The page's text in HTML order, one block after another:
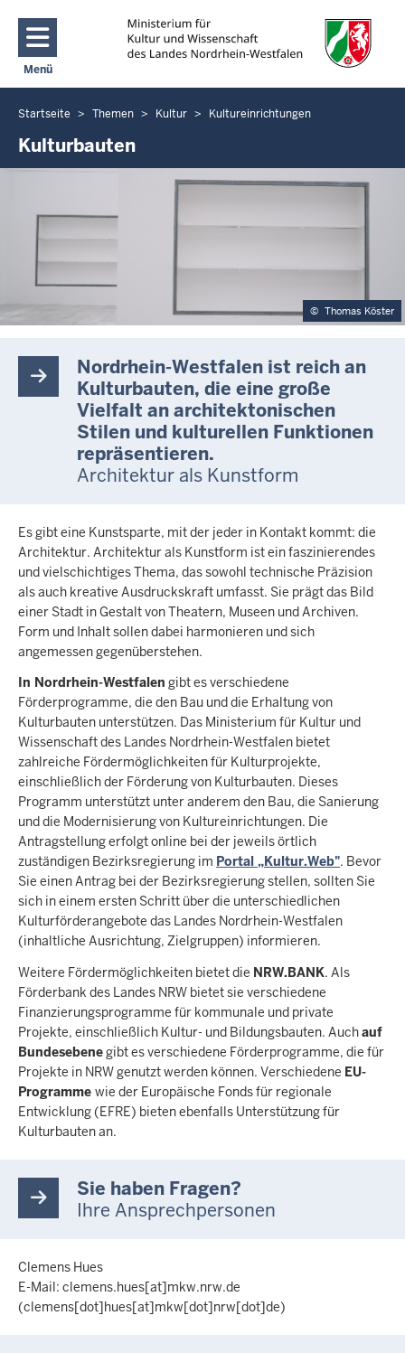
Direkt zum Inhalt
Menü
Navigation aktivieren/deaktivieren: Main Menu
Sie
befinden
Startseite Themen Kultur Kultureinrichtungen
Kulturbauten
© Thomas Köster
Nordrhein-Westfalen ist reich an
Kulturbauten, die eine große
Vielfalt an architektonischen
Stilen und kulturellen Funktionen
repräsentieren.
Architektur als Kunstform
Es gibt eine Kunstsparte, mit der jeder in Kontakt kommt: die
Architektur. Architektur als Kunstform ist ein faszinierendes
und vielschichtiges Thema, das sowohl technische Präzision
als auch kreative Ausdruckskraft umfasst. Sie prägt das Bild
einer Stadt in Gestalt von Theatern, Museen und Archiven.
Form und Inhalt sollen dabei harmonieren und sich
angemessen gegenüberstehen.
In Nordrhein-Westfalen gibt es verschiedene
Förderprogramme, die den Bau und die Erhaltung von
Kulturbauten unterstützen. Das Ministerium für Kultur und
Wissenschaft des Landes Nordrhein-Westfalen bietet
zahlreiche Fördermöglichkeiten für Kulturprojekte,
einschließlich der Förderung von Kulturbauten. Dieses
Programm unterstützt unter anderem den Bau, die Sanierung
und die Modernisierung von Kultureinrichtungen. Die
Antragstellung erfolgt online bei der jeweils örtlich
zuständigen Bezirksregierung im Portal „Kultur.Web". Bevor
Sie einen Antrag bei der Bezirksregierung stellen, sollten Sie
sich in einem ersten Schritt über die unterschiedlichen
Kulturförderangebote das Landes Nordrhein-Westfalen
(inhaltliche Ausrichtung, Zielgruppen) informieren.
Weitere Fördermöglichkeiten bietet die NRW.BANK. Als
Förderbank des Landes NRW bietet sie verschiedene
Finanzierungsprogramme für kommunale und private
Projekte, einschließlich Kultur- und Bildungsbauten. Auchauf
Bundesebenegibt es verschiedene Förderprogramme, die für
Projekte in NRW genutzt werden können. Verschiedene EU-
Programme wie der Europäische Fonds für regionale
Entwicklung (EFRE) bieten ebenfalls Unterstützung für
Kulturbauten an.
Sie haben Fragen?
Ihre Ansprechpersonen
Clemens Hues
E-Mail: clemens.hues[at]mkw.nrw.de
(clemens[dot]hues[at]mkw[dot]nrw[dot]de)